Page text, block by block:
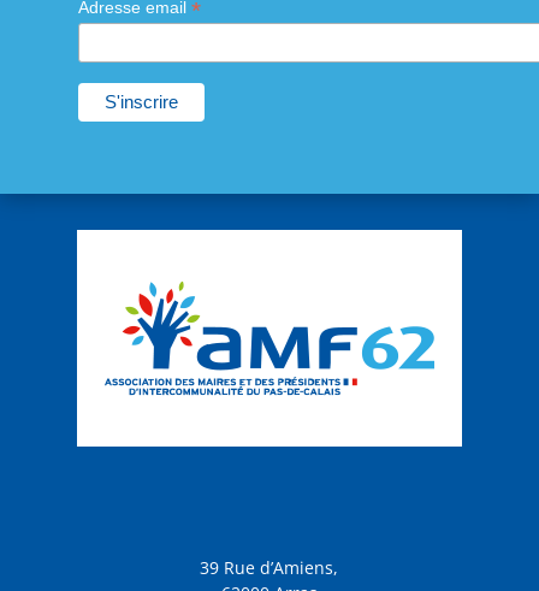
Adresse email *
39 Rue d’Amiens,